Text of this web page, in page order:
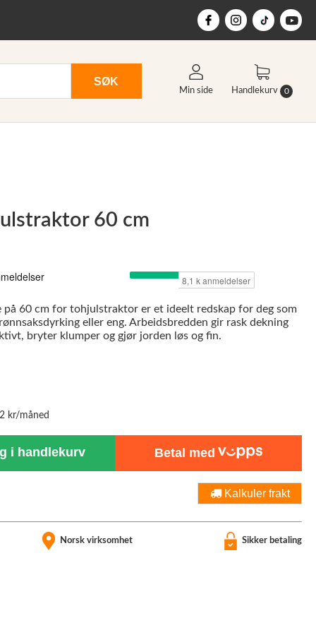
SØK
Min side Handlekurv 0
60 cm
på 60 cm for tohjulstraktor er et ideelt redskap for deg som
eller eng. Arbeidsbredden gir rask dekning
bryter klumper og gjør jorden løs og fin.
kr/måned
i handlekurv Betal med
Kalkuler frakt
Norsk virksomhet Sikker betaling